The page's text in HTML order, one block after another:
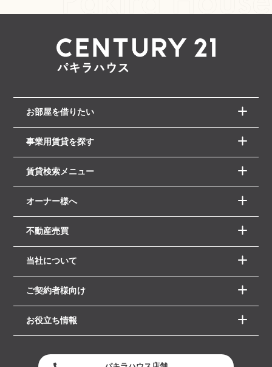
お部屋を借りたい
事業用賃貸を探す
賃貸検索メニュー
オーナー様へ
不動産売買
当社について
ご契約者様向け
お役立ち情報